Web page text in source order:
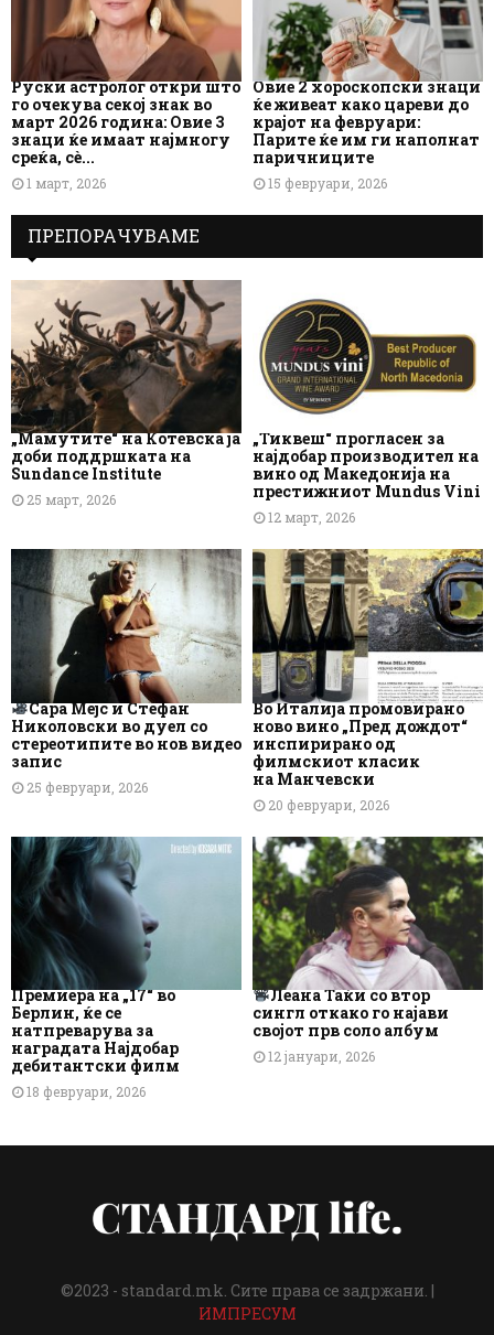
Руски астролог откри што
го очекува секој знак во
март 2026 година: Овие 3
знаци ќе имаат најмногу
среќа, сè...
1 март, 2026
Овие 2 хороскопски знаци
ќе живеат како цареви до
крајот на февруари:
Парите ќе им ги наполнат
паричниците
15 февруари, 2026
ПРЕПОРАЧУВАМЕ
„Мамутите“ на Котевска ја
доби поддршката на
Sundance Institute
25 март, 2026
„Тиквеш“ прогласен за
најдобар производител на
вино од Македонија на
престижниот Mundus Vini
12 март, 2026
Сара Мејс и Стефан
Николовски во дуел со
стереотипите во нов видео
запис
25 февруари, 2026
Во Италија промовирано
ново вино „Пред дождот“
инспирирано од
филмскиот класик
на Манчевски
20 февруари, 2026
Премиера на „17“ во
Берлин, ќе се
натпреварува за
наградата Најдобар
дебитантски филм
18 февруари, 2026
Леана Таќи со втор
сингл откако го најави
својот прв соло албум
12 јануари, 2026
©2023 - standard.mk. Сите права се задржани. |
ИМПРЕСУМ